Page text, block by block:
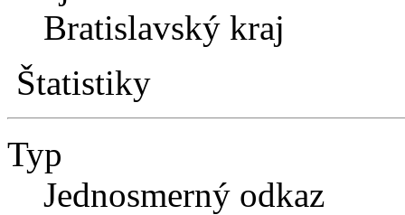
Bratislavský kraj
Štatistiky
Typ
Jednosmerný odkaz